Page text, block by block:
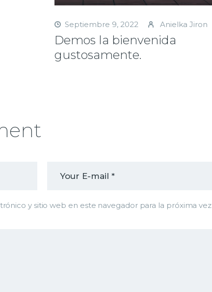
Septiembre 9, 2022 Anielka Jiron
Demos la bienvenida
gustosamente.
y sitio web en este navegador para la próxima vez